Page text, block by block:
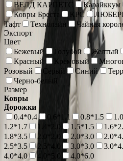
ВЕЛД КАРПЕТС
Карайккум
Ковры Бреста
КРС
Тафт
Технолайн Чайная
Экспорт
Цвет
Бежевый
Голубой Желтый
Красный
Кремовый
Розовый
Серый Синий
Черно-белый
Размер
Ковры
Дорожки
0.4*0.4
0.6*1.1 0.8*1.5
1.2*1.7
1.4*2.0 1.5*1.5
1.8*3.5
2.0*2.0 2.0*3.0
2.5*3.5
2.5*4.0 3.0*3.0
4.0*4.0
4.0*5.0
4.0*6.0